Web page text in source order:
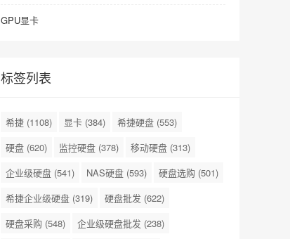
GPU显卡
标签列表
希捷 (1108) 显卡 (384) 希捷硬盘 (553)
硬盘 (620) 监控硬盘 (378) 移动硬盘 (313)
企业级硬盘 (541) NAS硬盘 (593) 硬盘选购 (501)
希捷企业级硬盘 (319) 硬盘批发 (622)
硬盘采购 (548) 企业级硬盘批发 (238)